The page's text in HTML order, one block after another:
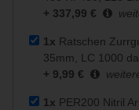
+ 337,99 €
1x Ratschen
35mm, LC 1000
+ 9,99 €
1x PER200 Nitril